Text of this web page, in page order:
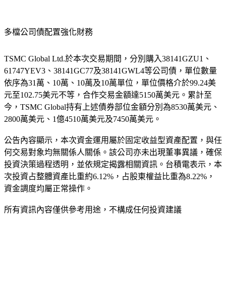
多檔公司債配置強化財務
TSMC Global Ltd.於本次交易期間，分別購入38141GZU1、
61747YEV3、38141GC77及38141GWL4等公司債，單位數量
依序為31萬、10萬、10萬及10萬單位，單位價格介於99.24美
元至102.75美元不等，合作交易金額達5150萬美元。累計至
今，TSMC Global持有上述債券部位金額分別為8530萬美元、
2800萬美元、1億4510萬美元及7450萬美元。
公告內容顯示，本次資金運用屬於固定收益型資產配置，與任
何交易對象均無關係人關係。該公司亦未出現董事異議，確保
投資決策過程透明，並依規定揭露相關資訊。台積電表示，本
次投資占整體資產比重約6.12%，占股東權益比重為8.22%，
資金調度均屬正常操作。
所有資訊內容僅供參考用途，不構成任何投資建議